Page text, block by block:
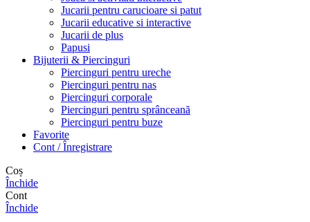
Jucarii pentru carucioare si patut
Jucarii educative si interactive
Jucarii de plus
Papusi
Bijuterii & Piercinguri
Piercinguri pentru ureche
Piercinguri pentru nas
Piercinguri corporale
Piercinguri pentru sprânceană
Piercinguri pentru buze
Favorite
Cont / Înregistrare
Coș
Închide
Cont
Închide